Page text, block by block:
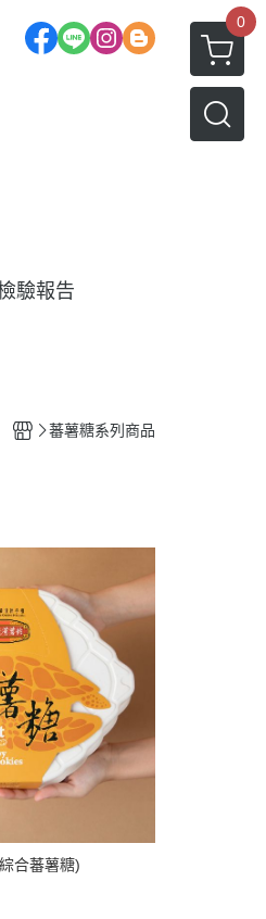
0
驗報告
蕃薯糖系列商品
合蕃薯糖)